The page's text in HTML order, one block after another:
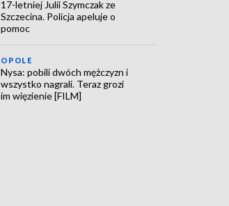
17-letniej Julii Szymczak ze
Szczecina. Policja apeluje o
pomoc
OPOLE
Nysa: pobili dwóch mężczyzn i
wszystko nagrali. Teraz grozi
im więzienie [FILM]